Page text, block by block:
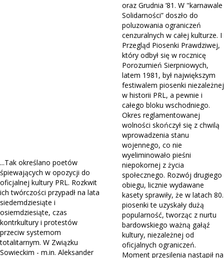
...Tak określano poetów
śpiewających w opozycji do
oficjalnej kultury PRL. Rozkwit
ich twórczości przypadł na lata
siedemdziesiąte i
osiemdziesiąte, czas
kontrkultury i protestów
przeciw systemom
totalitarnym. W Związku
Sowieckim - m.in. Aleksander
oraz Grudnia ’81. W "karnawale
Solidarności” doszło do
poluzowania ograniczeń
cenzuralnych w całej kulturze. I
Przegląd Piosenki Prawdziwej,
który odbył się w rocznicę
Porozumień Sierpniowych,
latem 1981, był największym
festiwalem piosenki niezależnej
w historii PRL, a pewnie i
całego bloku wschodniego.
Okres reglamentowanej
wolności skończył się z chwilą
wprowadzenia stanu
wojennego, co nie
wyeliminowało pieśni
niepokornej z życia
społecznego. Rozwój drugiego
obiegu, licznie wydawane
kasety sprawiły, że w latach 80.
piosenki te uzyskały dużą
popularność, tworząc z nurtu
bardowskiego ważną gałąź
kultury, niezależnej od
oficjalnych ograniczeń.
Moment przesilenia nastąpił na